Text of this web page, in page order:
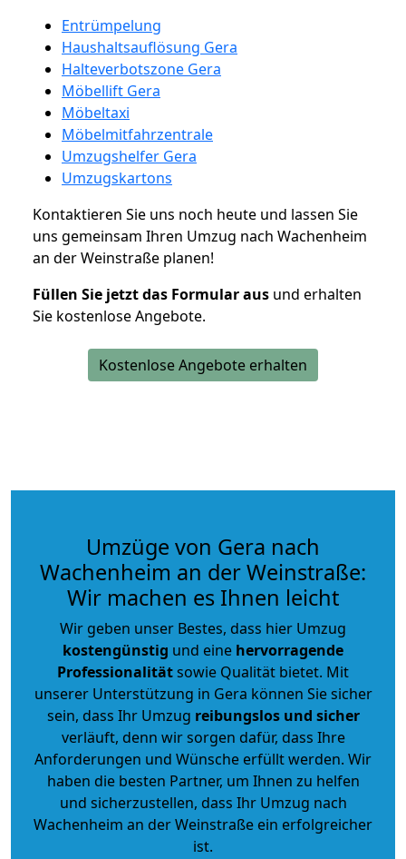
Entrümpelung
Haushaltsauflösung Gera
Halteverbotszone Gera
Möbellift Gera
Möbeltaxi
Möbelmitfahrzentrale
Umzugshelfer Gera
Umzugskartons
Kontaktieren Sie uns noch heute und lassen Sie
uns gemeinsam Ihren Umzug nach Wachenheim
an der Weinstraße planen!
Füllen Sie jetzt das Formular aus und erhalten
Sie kostenlose Angebote.
Kostenlose Angebote erhalten
Umzüge von Gera nach
Wachenheim an der Weinstraße:
Wir machen es Ihnen leicht
Wir geben unser Bestes, dass hier Umzug
kostengünstig und eine hervorragende
Professionalitätsowie Qualität bietet. Mit
unserer Unterstützung in Gera können Sie sicher
sein, dass Ihr Umzug reibungslos und sicher
verläuft, denn wir sorgen dafür, dass Ihre
Anforderungen und Wünsche erfüllt werden. Wir
haben die besten Partner, um Ihnen zu helfen
und sicherzustellen, dass Ihr Umzug nach
Wachenheim an der Weinstraße ein erfolgreicher
ist.